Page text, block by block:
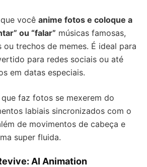
você anime fotos e coloque a
ou “falar” músicas famosas,
ou trechos de memes. É ideal para
para redes sociais ou até
em datas especiais.
faz fotos se mexerem do
labiais sincronizados com o
de movimentos de cabeça e
super fluida.
AI Animation